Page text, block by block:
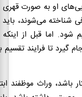
او به صورت
شناخته می‌شوند،
اما قبل از
گیرد تا فرایند
باشد، وراث موظفند